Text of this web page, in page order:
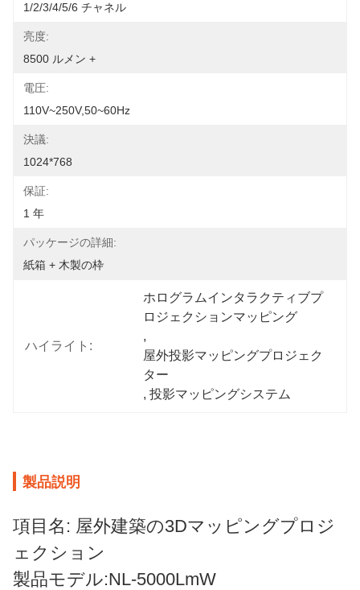
1/2/3/4/5/6 チャネル
亮度:
8500 ルメン +
電圧:
110V~250V,50~60Hz
決議:
1024*768
保証:
1 年
パッケージの詳細:
紙箱 + 木製の枠
ハイライト:
ホログラムインタラクティブプ
ロジェクションマッピング
,
屋外投影マッピングプロジェク
ター
, 投影マッピングシステム
製品説明
項目名: 屋外建築の3Dマッピングプロジ
ェクション
製品モデル:NL-5000LmW